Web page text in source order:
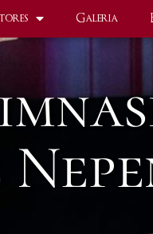
Galeria